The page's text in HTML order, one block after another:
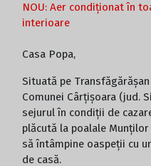
NOU: Aer condiționat în
interioare
Casa Popa,
Situată pe
Comunei Cârțișoara (jud.
sejurul în condiții de
plăcută la poalale
să întâmpine oaspeții cu
de casă.